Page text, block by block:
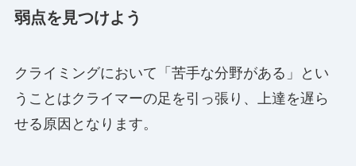
弱点を見つけよう
クライミングにおいて「苦手な分野がある」とい
うことはクライマーの足を引っ張り、上達を遅ら
せる原因となります。